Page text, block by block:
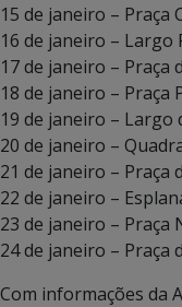
15 de janeiro – Praça
16 de janeiro – Largo
17 de janeiro – Praça
18 de janeiro – Praça
19 de janeiro – Largo
20 de janeiro –
21 de janeiro – Praça
22 de janeiro –
23 de janeiro – Praça
24 de janeiro – Praça
Com informações da